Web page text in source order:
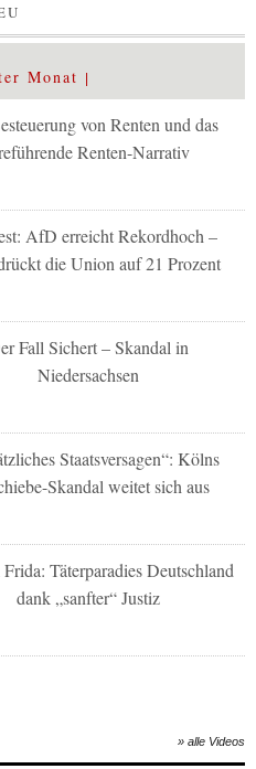
Monat
von Renten und das
Renten-Narrativ
AfD erreicht Rekordhoch –
die Union auf 21 Prozent
Fall Sichert – Skandal in
Niedersachsen
Staatsversagen“: Kölns
Skandal weitet sich aus
Täterparadies Deutschland
dank „sanfter“ Justiz
» alle Videos